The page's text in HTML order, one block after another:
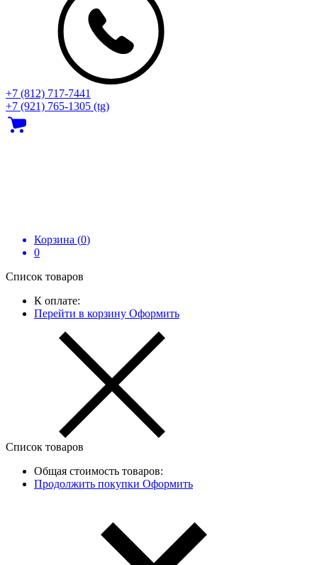
+7 (812) 717‑7441
+7 (921) 765-1305 (tg)
Корзина (0)
0
Список товаров
К оплате:
Перейти в корзину Оформить
Список товаров
Общая стоимость товаров:
Продолжить покупки Оформить